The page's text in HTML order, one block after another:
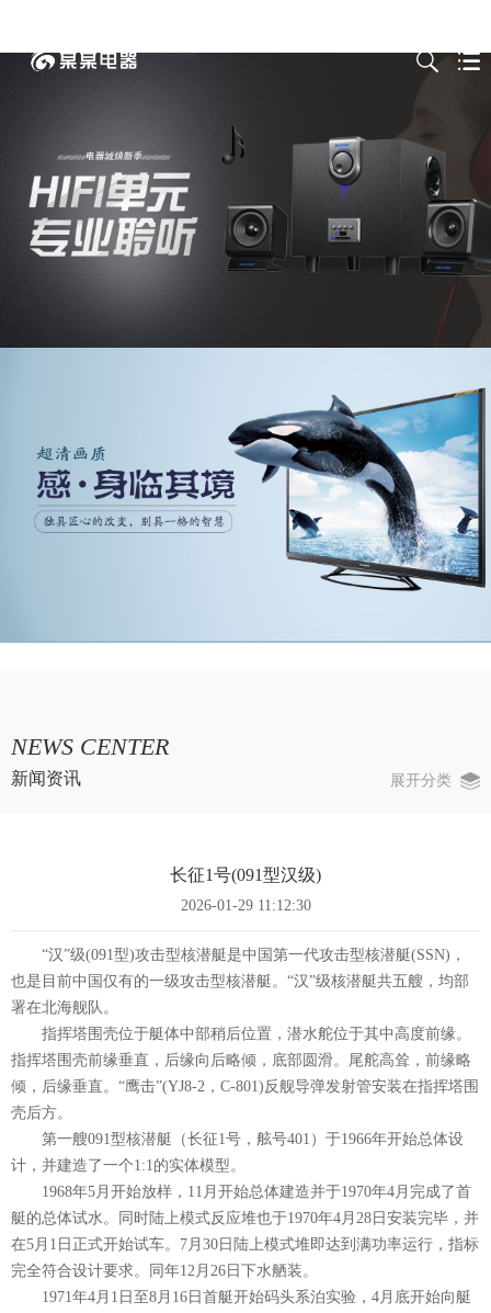
NEWS CENTER
新闻资讯 展开分类
长征1号(091型汉级)
2026-01-29 11:12:30
“汉”级(091型)攻击型核潜艇是中国第一代攻击型核潜艇(SSN)，
也是目前中国仅有的一级攻击型核潜艇。“汉”级核潜艇共五艘，均部
署在北海舰队。
指挥塔围壳位于艇体中部稍后位置，潜水舵位于其中高度前缘。
指挥塔围壳前缘垂直，后缘向后略倾，底部圆滑。尾舵高耸，前缘略
倾，后缘垂直。“鹰击”(YJ8-2，C-801)反舰导弹发射管安装在指挥塔围
壳后方。
第一艘091型核潜艇（长征1号，舷号401）于1966年开始总体设
计，并建造了一个1:1的实体模型。
1968年5月开始放样，11月开始总体建造并于1970年4月完成了首
艇的总体试水。同时陆上模式反应堆也于1970年4月28日安装完毕，并
在5月1日正式开始试车。7月30日陆上模式堆即达到满功率运行，指标
完全符合设计要求。同年12月26日下水舾装。
1971年4月1日至8月16日首艇开始码头系泊实验，4月底开始向艇